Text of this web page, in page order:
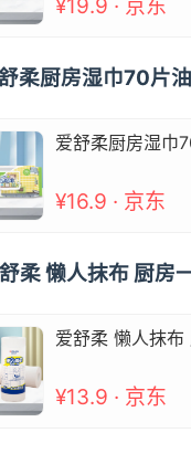
¥19.9 · 京东
柔厨房湿巾70片
爱舒柔厨房湿巾
¥16.9 · 京东
柔 懒人抹布 厨房
爱舒柔 懒人抹
¥13.9 · 京东